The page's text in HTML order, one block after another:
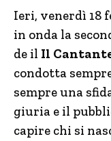
Ieri, venerdì 18
in onda la
de il Il
condotta
sempre una
giuria e il
capire chi si